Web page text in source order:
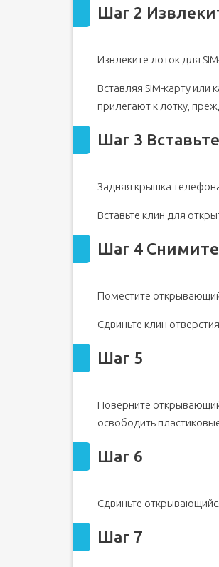
Шаг 14 Снимите крышку
Шаг 17 Поднимите
Шаг 18 Извлеките
Шаг 19 Отсоедините
Шаг 21 Отсоедините
Шаг 23 Извлеките узел
Шаг 2
Извлеките лоток для
Вставляя SIM-карту или
прилегают к лотку,
Шаг 3
Задняя крышка
Вставьте клин для
Шаг 4
Поместите
Сдвиньте клин
Шаг 5
Поверните
освободить
Шаг 6
Сдвиньте
Шаг 7